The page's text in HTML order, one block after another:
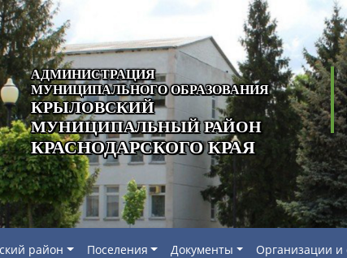
АДМИНИСТРАЦИЯ
МУНИЦИПАЛЬНОГО ОБРАЗОВАНИЯ
КРЫЛОВСКИЙ
МУНИЦИПАЛЬНЫЙ РАЙОН
КРАСНОДАРСКОГО КРАЯ
район Поселения Документы Организации и